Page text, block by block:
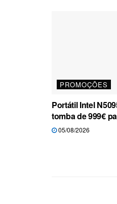
PROMOÇÕES
Portátil Intel
tomba de 999€
05/08/2026